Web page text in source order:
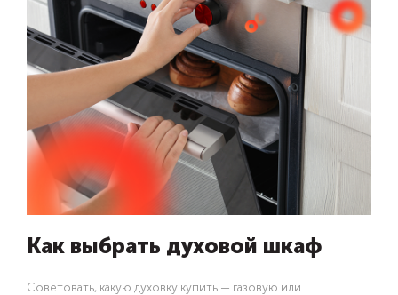
Как выбрать духовой шкаф
Советовать, какую духовку купить — газовую или